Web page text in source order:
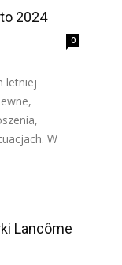
2024
0
letniej
W
Lancôme